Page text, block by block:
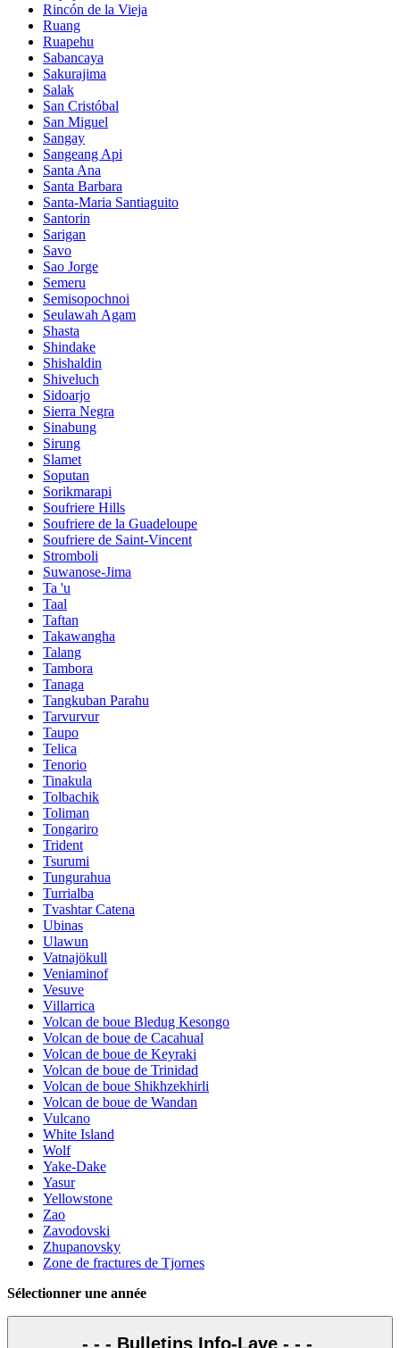
Rincón de la Vieja
Ruang
Ruapehu
Sabancaya
Sakurajima
Salak
San Cristóbal
San Miguel
Sangay
Sangeang Api
Santa Ana
Santa Barbara
Santa-Maria Santiaguito
Santorin
Sarigan
Savo
Sao Jorge
Semeru
Semisopochnoi
Seulawah Agam
Shasta
Shindake
Shishaldin
Shiveluch
Sidoarjo
Sierra Negra
Sinabung
Sirung
Slamet
Soputan
Sorikmarapi
Soufriere Hills
Soufriere de la Guadeloupe
Soufriere de Saint-Vincent
Stromboli
Suwanose-Jima
Ta 'u
Taal
Taftan
Takawangha
Talang
Tambora
Tanaga
Tangkuban Parahu
Tarvurvur
Taupo
Telica
Tenorio
Tinakula
Tolbachik
Toliman
Tongariro
Trident
Tsurumi
Tungurahua
Turrialba
Tvashtar Catena
Ubinas
Ulawun
Vatnajökull
Veniaminof
Vesuve
Villarrica
Volcan de boue Bledug Kesongo
Volcan de boue de Cacahual
Volcan de boue de Keyraki
Volcan de boue de Trinidad
Volcan de boue Shikhzekhirli
Volcan de boue de Wandan
Vulcano
White Island
Wolf
Yake-Dake
Yasur
Yellowstone
Zao
Zavodovski
Zhupanovsky
Zone de fractures de Tjornes
Sélectionner une année
- - - Bulletins Info-Lave - - -